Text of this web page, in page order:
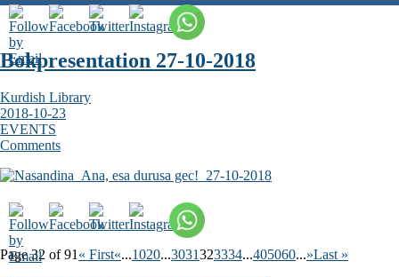
Bokpresentation 27-10-2018
Kurdish Library
2018-10-23
EVENTS
Comments
Page 32 of 91« First«...1020...3031323334...405060...»Last »